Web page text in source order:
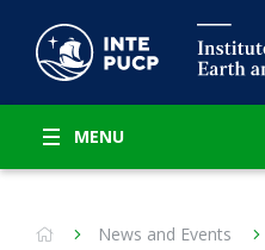
MENU
News and Events